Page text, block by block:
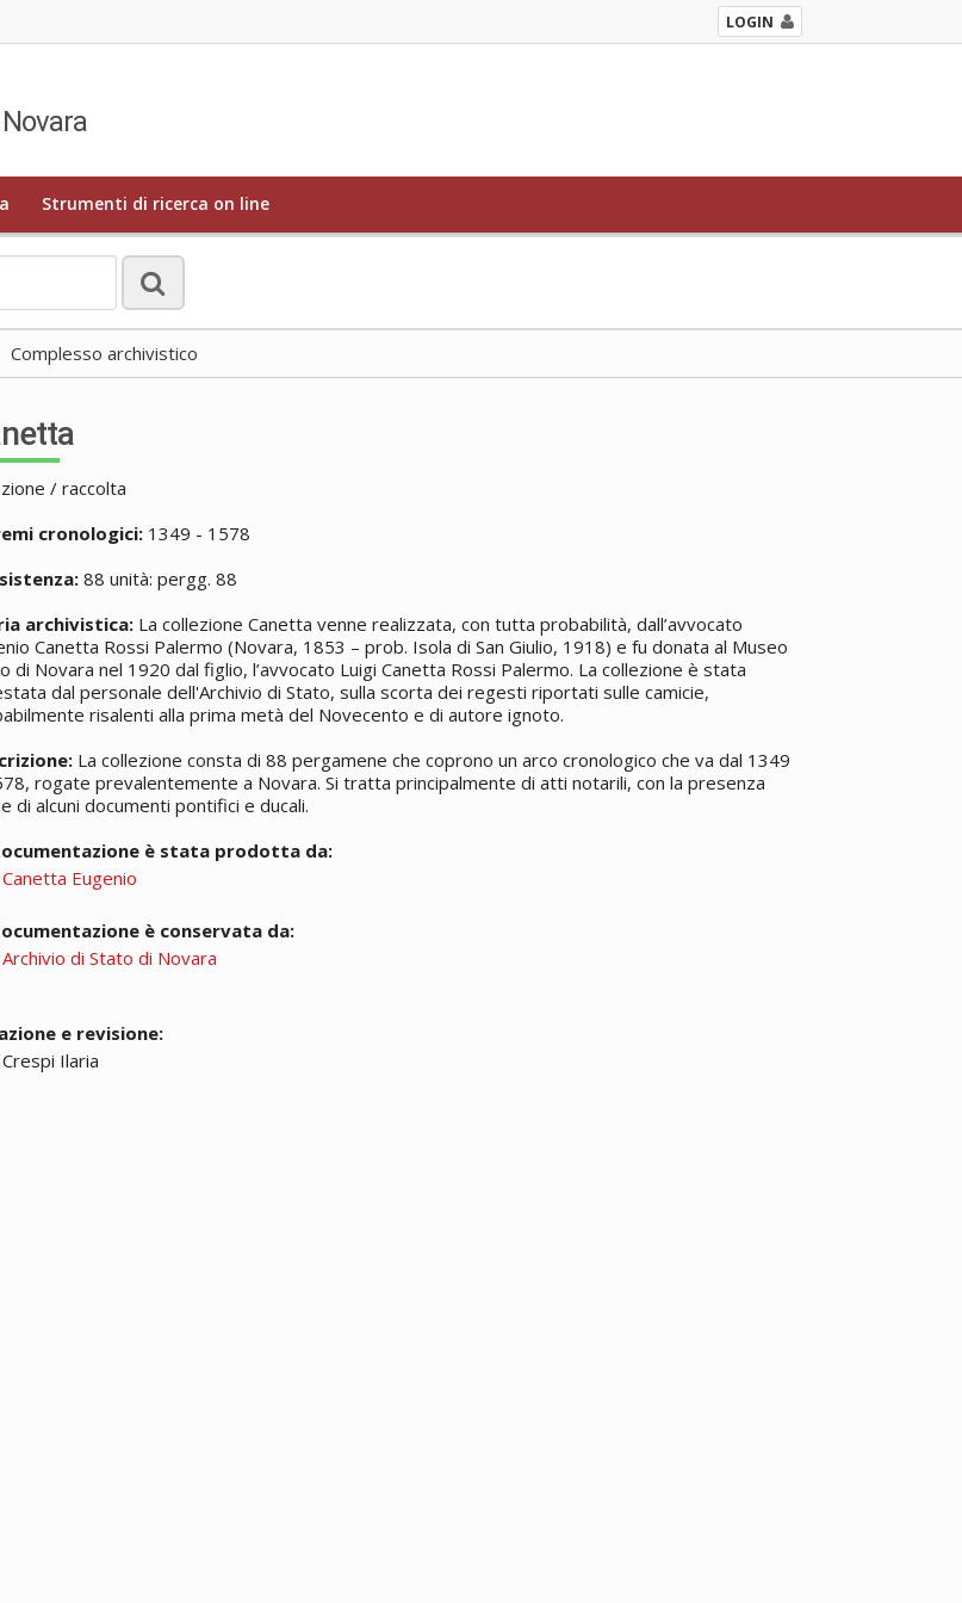
LOGIN
Strumenti di ricerca on line
Complesso archivistico
/ raccolta
cronologici: 1349 - 1578
88 unità: pergg. 88
archivistica: La collezione Canetta venne realizzata, con tutta probabilità, dall’avvocato
Canetta Rossi Palermo (Novara, 1853 – prob. Isola di San Giulio, 1918) e fu donata al Museo
di Novara nel 1920 dal figlio, l’avvocato Luigi Canetta Rossi Palermo. La collezione è stata
dal personale dell'Archivio di Stato, sulla scorta dei regesti riportati sulle camicie,
risalenti alla prima metà del Novecento e di autore ignoto.
La collezione consta di 88 pergamene che coprono un arco cronologico che va dal 1349
rogate prevalentemente a Novara. Si tratta principalmente di atti notarili, con la presenza
di alcuni documenti pontifici e ducali.
è stata prodotta da:
Canetta Eugenio
è conservata da:
Archivio di Stato di Novara
e revisione:
Crespi Ilaria